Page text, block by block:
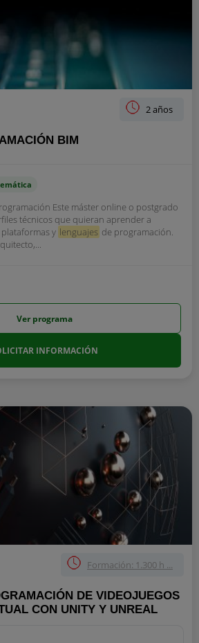
2 años
BIM
Este máster online o postgrado
técnicos que quieran aprender a
y lenguajes de programación.
Ver programa
INFORMACIÓN
Formación: 1.300 h ...
DE VIDEOJUEGOS
CON UNITY Y UNREAL